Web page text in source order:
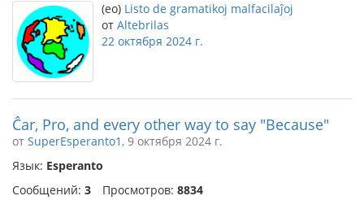
(eo) Listo de gramatikoj malfacilaĵoj
от Altebrilas
22 октября 2024 г.
Ĉar, Pro, and every other way to say "Because"
от SuperEsperanto1 , 9 октября 2024 г.
Язык: Esperanto
Сообщений: 3 Просмотров: 8834